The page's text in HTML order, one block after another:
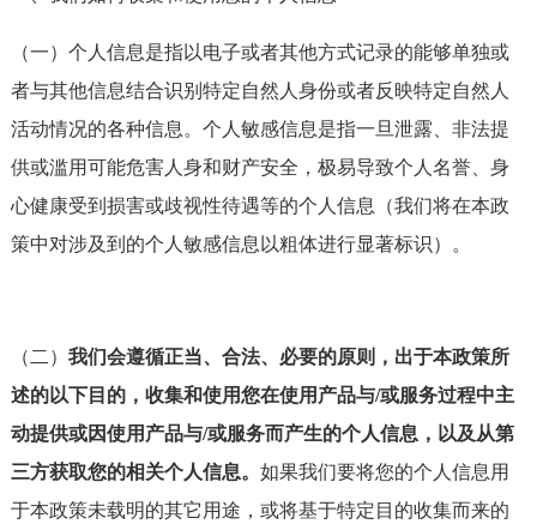
（一）个人信息是指以电子或者其他方式记录的能够单独或
者与其他信息结合识别特定自然人身份或者反映特定自然人
活动情况的各种信息。个人敏感信息是指一旦泄露、非法提
供或滥用可能危害人身和财产安全，极易导致个人名誉、身
心健康受到损害或歧视性待遇等的个人信息（我们将在本政
策中对涉及到的个人敏感信息以粗体进行显著标识）。
（二） 我们会遵循正当、合法、必要的原则，出于本政策所
述的以下目的，收集和使用您在使用产品与/或服务过程中主
动提供或因使用产品与/或服务而产生的个人信息，以及从第
三方获取您的相关个人信息。 如果我们要将您的个人信息用
于本政策未载明的其它用途，或将基于特定目的收集而来的